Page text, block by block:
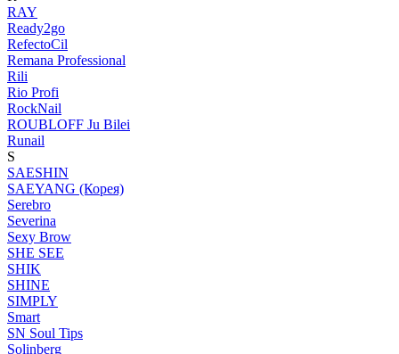
RAY
Ready2go
RefectoCil
Remana Professional
Rili
Rio Profi
RockNail
ROUBLOFF Ju Bilei
Runail
S
SAESHIN
SAEYANG (Корея)
Serebro
Severina
Sexy Brow
SHE SEE
SHIK
SHINE
SIMPLY
Smart
SN Soul Tips
Solinberg